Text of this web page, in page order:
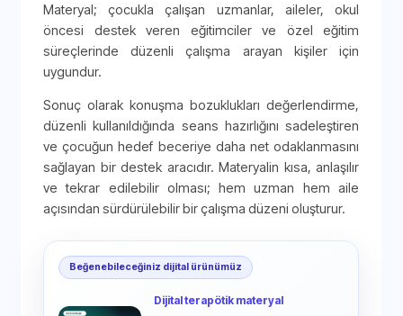
Materyal; çocukla çalışan uzmanlar, aileler, okul
öncesi destek veren eğitimciler ve özel eğitim
süreçlerinde düzenli çalışma arayan kişiler için
uygundur.
Sonuç olarak konuşma bozuklukları değerlendirme,
düzenli kullanıldığında seans hazırlığını sadeleştiren
ve çocuğun hedef beceriye daha net odaklanmasını
sağlayan bir destek aracıdır. Materyalin kısa, anlaşılır
ve tekrar edilebilir olması; hem uzman hem aile
açısından sürdürülebilir bir çalışma düzeni oluşturur.
Beğenebileceğiniz dijital ürünümüz
Dijital terapötik materyal